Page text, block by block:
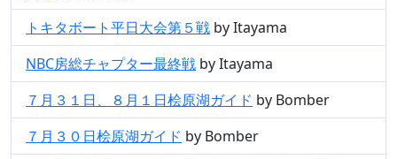
トキタボート平日大会第５戦 by Itayama
NBC房総チャプター最終戦 by Itayama
７月３１日、８月１日桧原湖ガイド by Bomber
７月３０日桧原湖ガイド by Bomber